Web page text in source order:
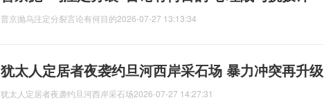
普京抛乌注定分裂言论有何目的2026-07-27 13:13:34
犹太人定居者夜袭约旦河西岸采石场 暴力冲突再升级
犹太人定居者夜袭约旦河西岸采石场2026-07-27 14:27:31